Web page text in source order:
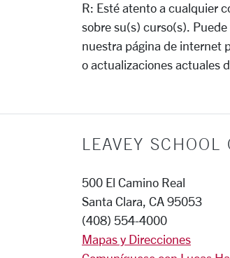
R: Esté atento a cualquier
sobre su(s) curso(s).
nuestra página de internet
o actualizaciones actuales
LEAVEY
500 El Camino Real
Santa Clara, CA 95053
(408) 554-4000
Mapas y Direcciones